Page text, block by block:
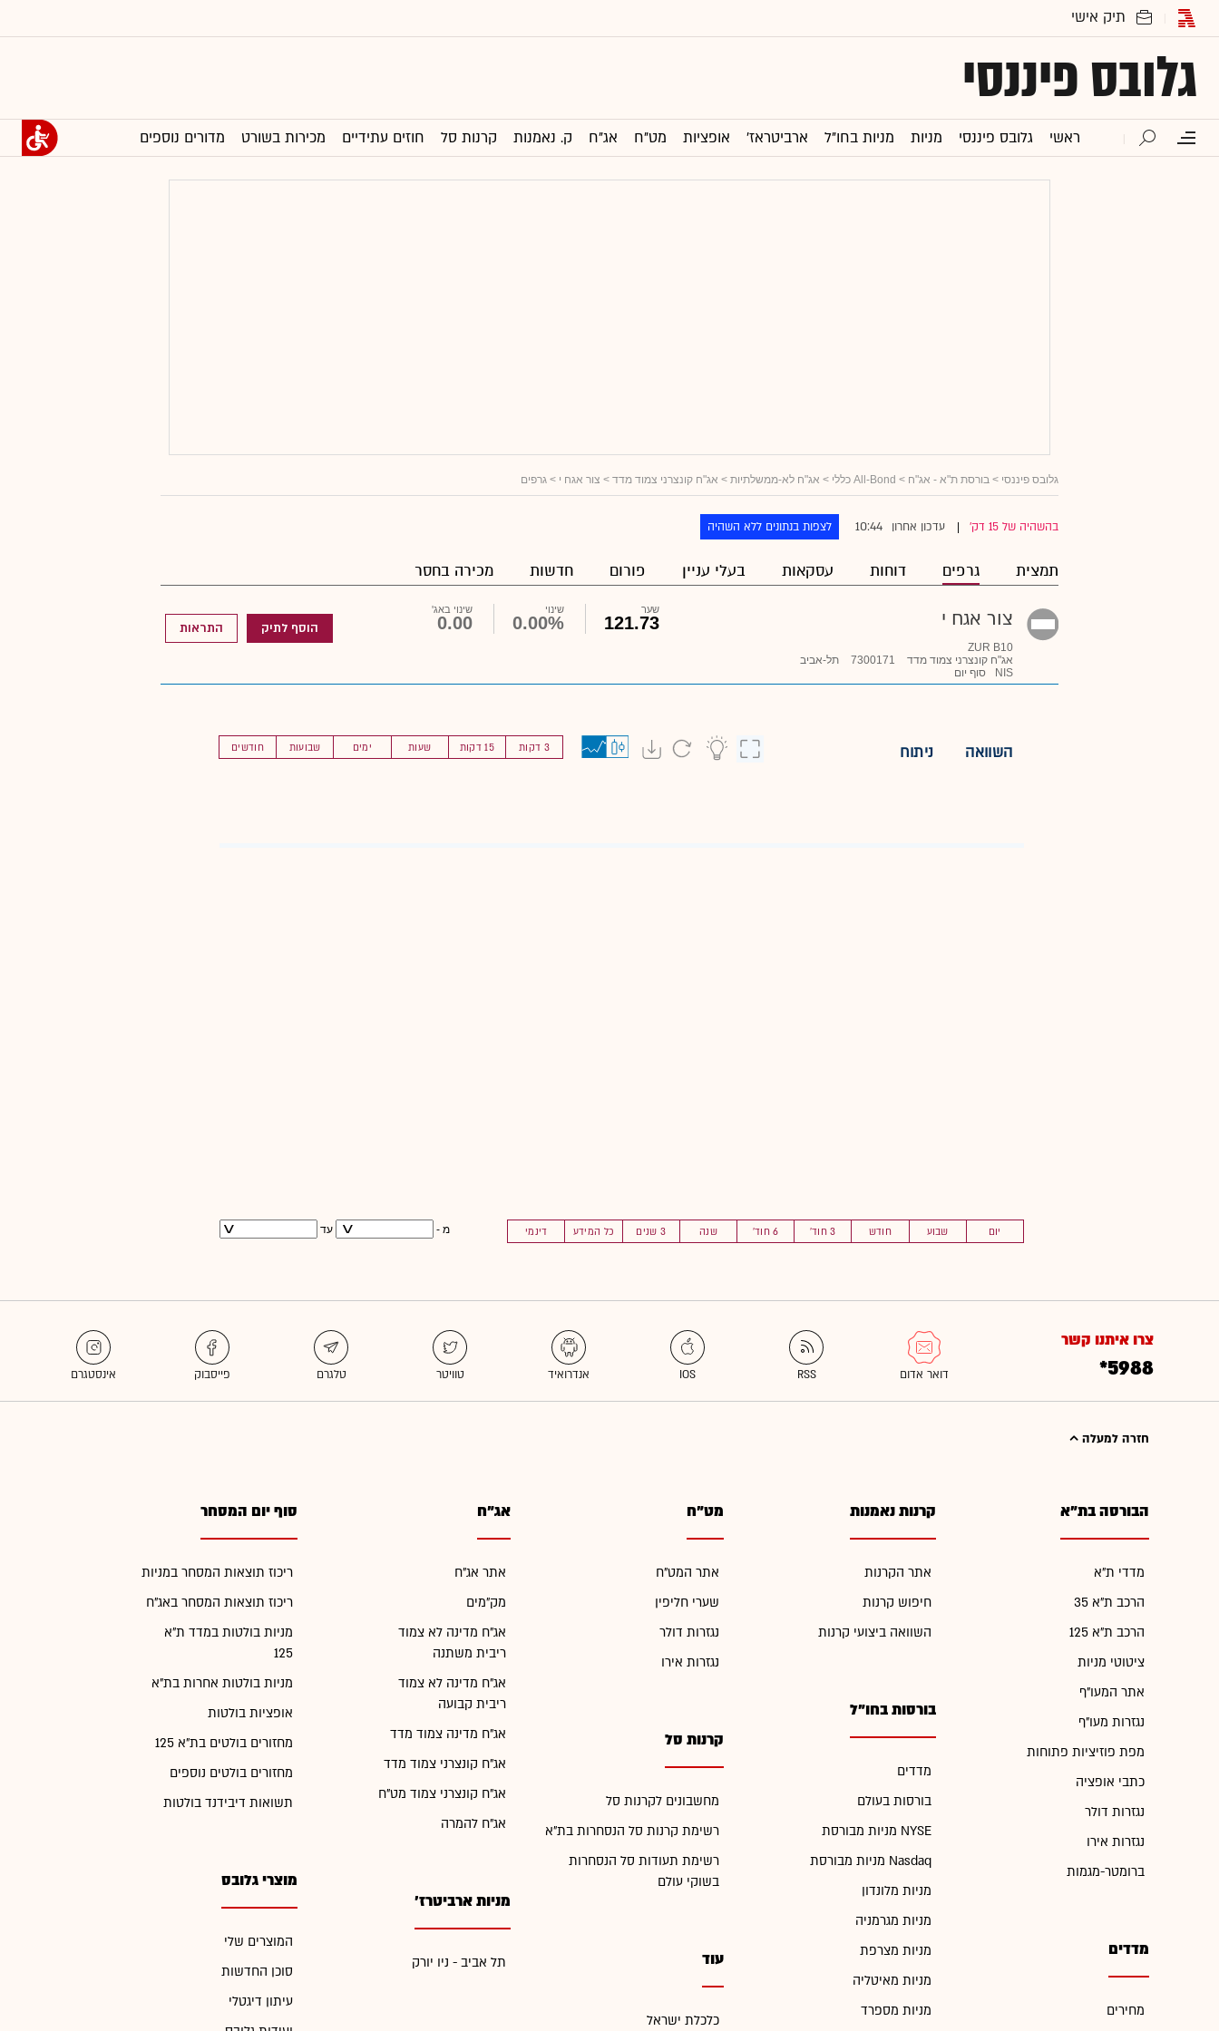
גלובס פיננסי
ראשי גלובס פיננסי מניות מניות בחו"ל ארביטראז' אופציות מט"ח אג"ח ק. נאמנות קרנות סל חוזים עתידיים מכירות בשורט מדורים נוספים
גלובס פיננסי > בורסת ת"א - אג"ח > All-Bond כללי > אג"ח לא-ממשלתיות > אג"ח קונצרני צמוד מדד > צור אגח י > גרפים
בהשהיה של 15 דק' עדכון אחרון 10:44 לצפות בנתונים ללא השהיה
תמצית גרפים דוחות עסקאות בעלי עניין פורום חדשות מכירה בחסר
צור אגח י
ZUR B10
אג"ח קונצרני צמוד מדד
7300171
תל-אביב
NIS
סוף יום
שער
121.73
שינוי
0.00%
שינוי באג'
0.00 הוסף לתיק התראות
חודשים שבועות ימים שעות 15 דקות 3 דקות השוואה ניתוח
יום שבוע חודש 3 חוד' 6 חוד' שנה 3 שנים כל המידע דינמי מ - עד
צרו איתנו קשר
*5988
חזרה למעלה
הבורסה בת"א
מדדי ת"א
הרכב ת"א 35
הרכב ת"א 125
ציטוטי מניות
אתר המעו"ף
נגזרות מעו"ף
מפת פוזיציות פתוחות
כתבי אופציה
נגזרות דולר
נגזרות אירו
ברומטר-מגמות
מדדים
מחירים
קרנות נאמנות
אתר הקרנות
חיפוש קרנות
השוואה ביצועי קרנות
בורסות בחו"ל
מדדים
בורסות בעולם
מניות מבורסת NYSE
מניות מבורסת Nasdaq
מניות מלונדון
מניות מגרמניה
מניות מצרפת
מניות מאיטליה
מניות מספרד
מט"ח
אתר המט"ח
שערי חליפין
נגזרות דולר
נגזרות אירו
קרנות סל
מחשבונים לקרנות סל
רשימת קרנות סל הנסחרות בת"א
רשימת תעודות סל הנסחרות
בשוקי עולם
עוד
כלכלת ישראל
אג"ח
אתר אג"ח
מק"מים
אג"ח מדינה לא צמוד
ריבית משתנה
אג"ח מדינה לא צמוד
ריבית קבועה
אג"ח מדינה צמוד מדד
אג"ח קונצרני צמוד מדד
אג"ח קונצרני צמוד מט"ח
אג"ח להמרה
מניות ארביטרז'
תל אביב - ניו יורק
סוף יום המסחר
ריכוז תוצאות המסחר במניות
ריכוז תוצאות המסחר באג"ח
מניות בולטות במדד ת"א
125
מניות בולטות אחרות בת"א
אופציות בולטות
מחזורים בולטים בת"א 125
מחזורים בולטים נוספים
תשואות דיבידנד בולטות
מוצרי גלובס
המוצרים שלי
סוכן החדשות
עיתון דיגטלי